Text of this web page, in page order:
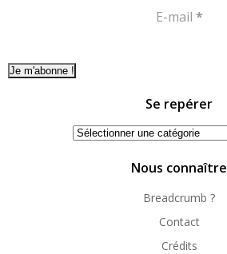
E-mail *
Se repérer
Se
Nous connaître
Breadcrumb ?
Contact
Crédits